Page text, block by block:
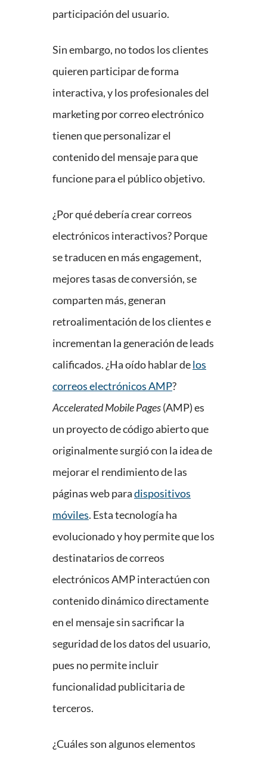
participación del usuario.
Sin embargo, no todos los clientes
quieren participar de forma
interactiva, y los profesionales del
marketing por correo electrónico
tienen que personalizar el
contenido del mensaje para que
funcione para el público objetivo.
¿Por qué debería crear correos
electrónicos interactivos? Porque
se traducen en más engagement,
mejores tasas de conversión, se
comparten más, generan
retroalimentación de los clientes e
incrementan la generación de leads
calificados. ¿Ha oído hablar delos
correos electrónicos AMP?
Accelerated Mobile Pages(AMP) es
un proyecto de código abierto que
originalmente surgió con la idea de
mejorar el rendimiento de las
páginas web paradispositivos
móviles. Esta tecnología ha
evolucionado y hoy permite que los
destinatarios de correos
electrónicos AMP interactúen con
contenido dinámico directamente
en el mensaje sin sacrificar la
seguridad de los datos del usuario,
pues no permite incluir
funcionalidad publicitaria de
terceros.
¿Cuáles son algunos elementos